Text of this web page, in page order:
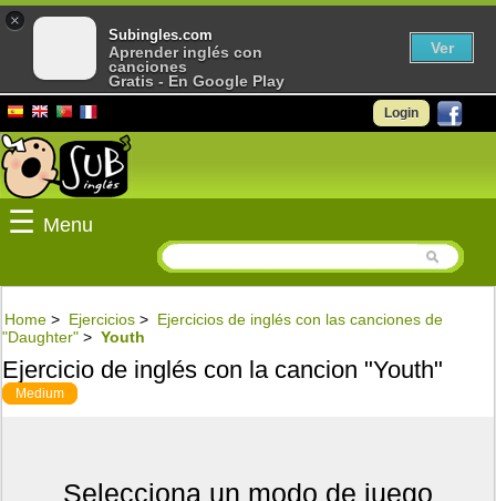
Login
☰ Menu
Home > Ejercicios > Ejercicios de inglés con las canciones de
"Daughter" > Youth
Ejercicio de inglés con la cancion "Youth"
Medium
Selecciona un modo de juego
×
Subingles.com
Aprender inglés con
canciones
Gratis - En Google Play
Ver